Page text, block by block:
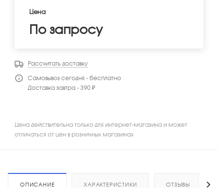
Цена
По запросу
Рассчитать доставку
Самовывоз сегодня - бесплатно
Доставка завтра - 390 ₽
Цена действительна только для интернет-магазина и может
отличаться от цен в розничных магазинах
ОПИСАНИЕ ХАРАКТЕРИСТИКИ ОТЗЫВЫ